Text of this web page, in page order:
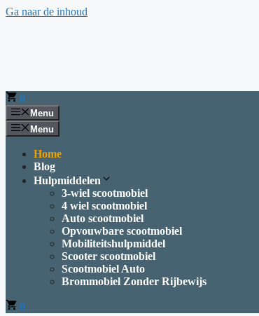
Ga naar de inhoud
0
Menu
Menu
Home
Blog
Hulpmiddelen
3-wiel scootmobiel
4 wiel scootmobiel
Auto scootmobiel
Opvouwbare scootmobiel
Mobiliteitshulpmiddel
Scooter scootmobiel
Scootmobiel Auto
Brommobiel Zonder Rijbewijs
0